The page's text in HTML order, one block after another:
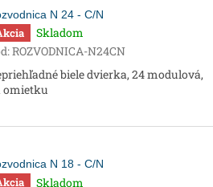
N 24 - C/N
Skladom
ROZVODNICA-N24CN
biele dvierka, 24 modulová,
omietku
N 18 - C/N
Skladom